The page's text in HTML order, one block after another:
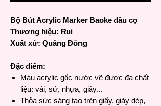
Bộ Bút Acrylic Marker Baoke đầu cọ
Thương hiệu: Rui
Xuất xứ: Quảng Đông
Đặc điểm:
Màu acrylic gốc nước vẽ được đa chất
liệu: vải, sứ, nhựa, giấy...
Thỏa sức sáng tạo trên giấy, giày dép,